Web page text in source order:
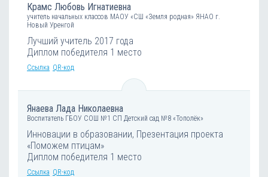
Крамс Любовь Игнатиевна
учитель начальных классов МАОУ «СШ «Земля родная» ЯНАО г.
Новый Уренгой
Лучший учитель 2017 года
Диплом победителя 1 место
Ссылка QR-код
Янаева Лада Николаевна
Воспитатель ГБОУ СОШ №1 СП Детский сад №8 «Тополёк»
Инновации в образовании, Презентация проекта
«Поможем птицам»
Диплом победителя 1 место
Ссылка QR-код